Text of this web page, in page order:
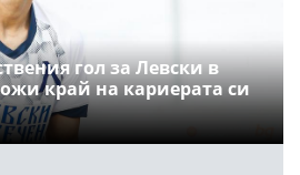
гол за Левски в
край на кариерата си